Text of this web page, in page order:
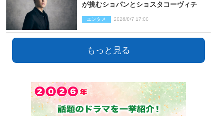
が挑むショパンとショスタコーヴィチ
エンタメ 2026/8/7 17:00
もっと見る